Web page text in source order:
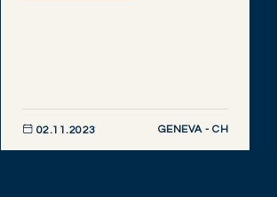
02.11.2023 GENEVA - CH